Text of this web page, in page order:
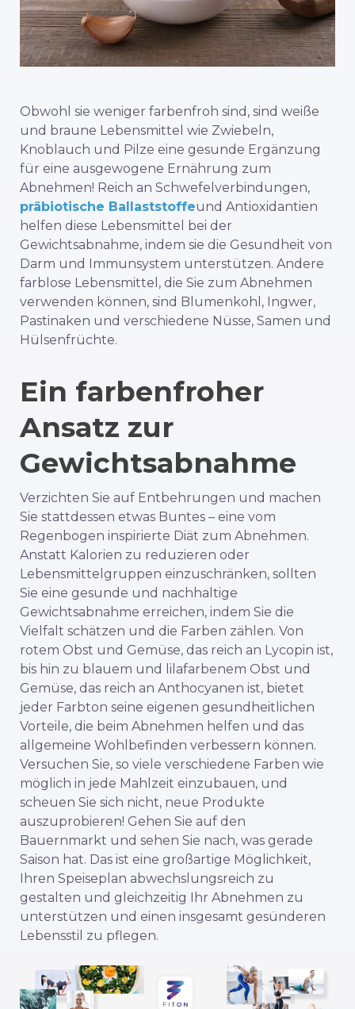
Obwohl sie weniger farbenfroh sind, sind weiße
und braune Lebensmittel wie Zwiebeln,
Knoblauch und Pilze eine gesunde Ergänzung
für eine ausgewogene Ernährung zum
Abnehmen! Reich an Schwefelverbindungen,
präbiotische Ballaststoffeund Antioxidantien
helfen diese Lebensmittel bei der
Gewichtsabnahme, indem sie die Gesundheit von
Darm und Immunsystem unterstützen. Andere
farblose Lebensmittel, die Sie zum Abnehmen
verwenden können, sind Blumenkohl, Ingwer,
Pastinaken und verschiedene Nüsse, Samen und
Hülsenfrüchte.
Ein farbenfroher
Ansatz zur
Gewichtsabnahme
Verzichten Sie auf Entbehrungen und machen
Sie stattdessen etwas Buntes – eine vom
Regenbogen inspirierte Diät zum Abnehmen.
Anstatt Kalorien zu reduzieren oder
Lebensmittelgruppen einzuschränken, sollten
Sie eine gesunde und nachhaltige
Gewichtsabnahme erreichen, indem Sie die
Vielfalt schätzen und die Farben zählen. Von
rotem Obst und Gemüse, das reich an Lycopin ist,
bis hin zu blauem und lilafarbenem Obst und
Gemüse, das reich an Anthocyanen ist, bietet
jeder Farbton seine eigenen gesundheitlichen
Vorteile, die beim Abnehmen helfen und das
allgemeine Wohlbefinden verbessern können.
Versuchen Sie, so viele verschiedene Farben wie
möglich in jede Mahlzeit einzubauen, und
scheuen Sie sich nicht, neue Produkte
auszuprobieren! Gehen Sie auf den
Bauernmarkt und sehen Sie nach, was gerade
Saison hat. Das ist eine großartige Möglichkeit,
Ihren Speiseplan abwechslungsreich zu
gestalten und gleichzeitig Ihr Abnehmen zu
unterstützen und einen insgesamt gesünderen
Lebensstil zu pflegen.